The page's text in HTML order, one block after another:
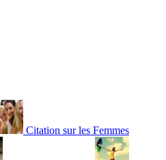
Citation sur les Femmes